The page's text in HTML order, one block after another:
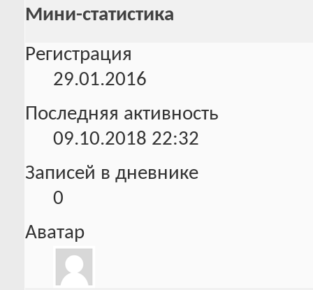
Мини-статистика
Регистрация
29.01.2016
Последняя активность
09.10.2018 22:32
Записей в дневнике
0
Аватар